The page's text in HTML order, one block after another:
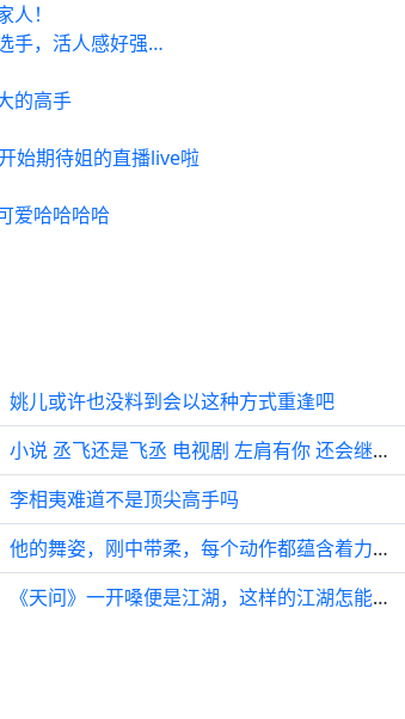
！
手，活人感好强…
的高手
始期待姐的直播live啦
爱哈哈哈哈
姚儿或许也没料到会以这种方式重逢吧
小说 丞飞还是飞丞 电视剧 左肩有你 还会继续播出吗？
李相夷难道不是顶尖高手吗
他的舞姿，刚中带柔，每个动作都蕴含着力量与节奏，似乎能够激发全场的激情
《天问》一开嗓便是江湖，这样的江湖怎能缺少刘宇宁！ 刘宇